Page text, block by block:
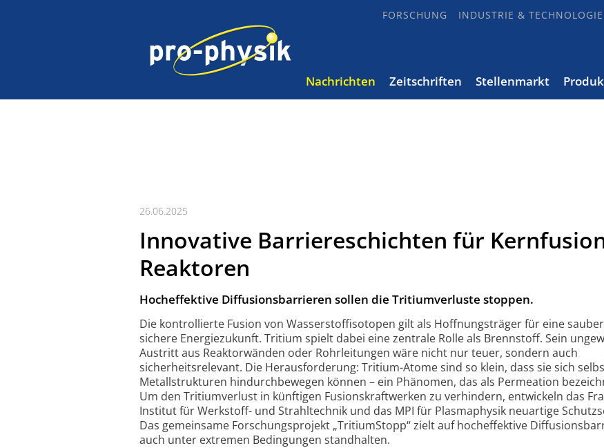
FORSCHUNG INDUSTRIE & TECHNOLOGIE
Nachrichten Zeitschriften Stellenmarkt
26.06.2025
Innovative Barriereschichten für
Reaktoren
Hocheffektive Diffusionsbarrieren sollen die Tritiumverluste stoppen.
Die kontrollierte Fusion von Wasserstoffisotopen gilt als Hoffnungsträger für eine
sichere Energiezukunft. Tritium spielt dabei eine zentrale Rolle als Brennstoff. Sein
Austritt aus Reaktorwänden oder Rohrleitungen wäre nicht nur teuer, sondern auch
sicherheitsrelevant. Die Herausforderung: Tritium-Atome sind so klein, dass sie sich
Metallstrukturen hindurchbewegen können – ein Phänomen, das als Permeation
Um den Tritiumverlust in künftigen Fusionskraftwerken zu verhindern, entwickeln das
Institut für Werkstoff- und Strahltechnik und das MPI für Plasmaphysik neuartige
Das gemeinsame Forschungsprojekt „TritiumStopp“ zielt auf hocheffektive
auch unter extremen Bedingungen standhalten.